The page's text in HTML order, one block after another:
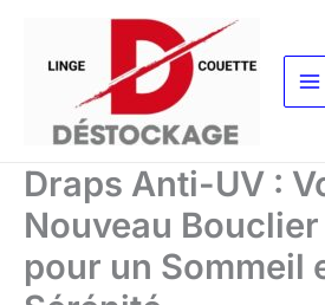
contenu
Draps Anti-UV :
Nouveau
pour un Sommeil